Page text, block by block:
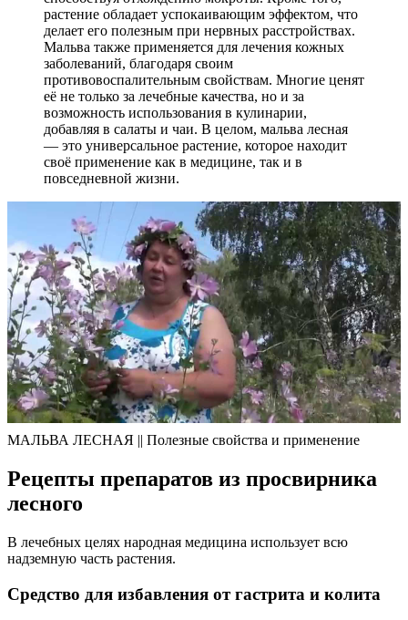
растение обладает успокаивающим эффектом, что
делает его полезным при нервных расстройствах.
Мальва также применяется для лечения кожных
заболеваний, благодаря своим
противовоспалительным свойствам. Многие ценят
её не только за лечебные качества, но и за
возможность использования в кулинарии,
добавляя в салаты и чаи. В целом, мальва лесная
— это универсальное растение, которое находит
своё применение как в медицине, так и в
повседневной жизни.
МАЛЬВА ЛЕСНАЯ || Полезные свойства и применение
Рецепты препаратов из просвирника
лесного
В лечебных целях народная медицина использует всю
надземную часть растения.
Средство для избавления от гастрита и колита